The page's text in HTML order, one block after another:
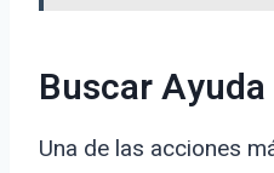
Buscar
Una de las acciones